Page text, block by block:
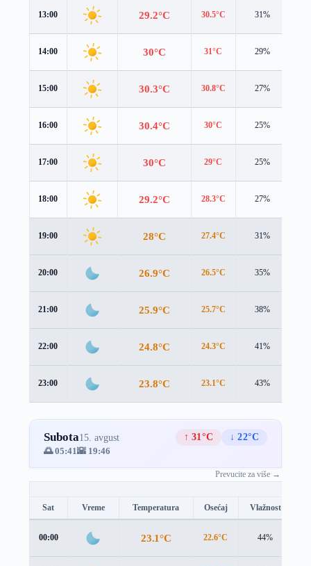
13:00 29.2°C 30.5°C 31%
14:00 30°C 31°C 29%
15:00 30.3°C 30.8°C 27%
16:00 30.4°C 30°C 25%
17:00 30°C 29°C 25%
18:00 29.2°C 28.3°C 27%
19:00 28°C 27.4°C 31%
20:00 26.9°C 26.5°C 35%
21:00 25.9°C 25.7°C 38%
22:00 24.8°C 24.3°C 41%
23:00 23.8°C 23.1°C 43%
Subota15. avgust ↑ 31°C
↓ 22°C
🌅 05:41🌇 19:46
Prevucite za više →
Sat Vreme Temperatura Osećaj Vlažnost
00:00 23.1°C 22.6°C 44%